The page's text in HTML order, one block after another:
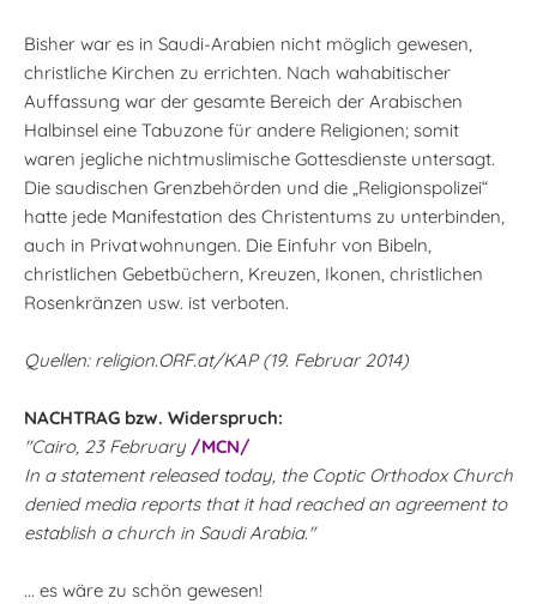
Bisher war es in Saudi-Arabien nicht möglich gewesen,
christliche Kirchen zu errichten. Nach wahabitischer
Auffassung war der gesamte Bereich der Arabischen
Halbinsel eine Tabuzone für andere Religionen; somit
waren jegliche nichtmuslimische Gottesdienste untersagt.
Die saudischen Grenzbehörden und die „Religionspolizei“
hatte jede Manifestation des Christentums zu unterbinden,
auch in Privatwohnungen. Die Einfuhr von Bibeln,
christlichen Gebetbüchern, Kreuzen, Ikonen, christlichen
Rosenkränzen usw. ist verboten.
Quellen: religion.ORF.at/KAP (19. Februar 2014)
NACHTRAG bzw. Widerspruch:
"Cairo, 23 February /MCN/
In a statement released today, the Coptic Orthodox Church
denied media reports that it had reached an agreement to
establish a church in Saudi Arabia."
... es wäre zu schön gewesen!